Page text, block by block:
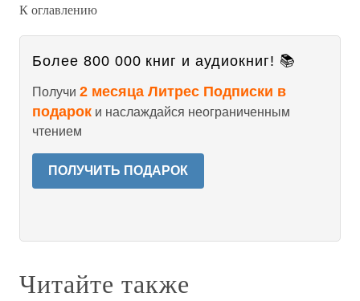
К оглавлению
Более 800 000 книг и аудиокниг! 📚
Получи 2 месяца Литрес Подписки в
подарок и наслаждайся неограниченным
чтением
ПОЛУЧИТЬ ПОДАРОК
Читайте также